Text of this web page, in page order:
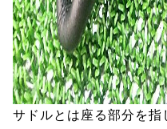
サドルとは座る部分を